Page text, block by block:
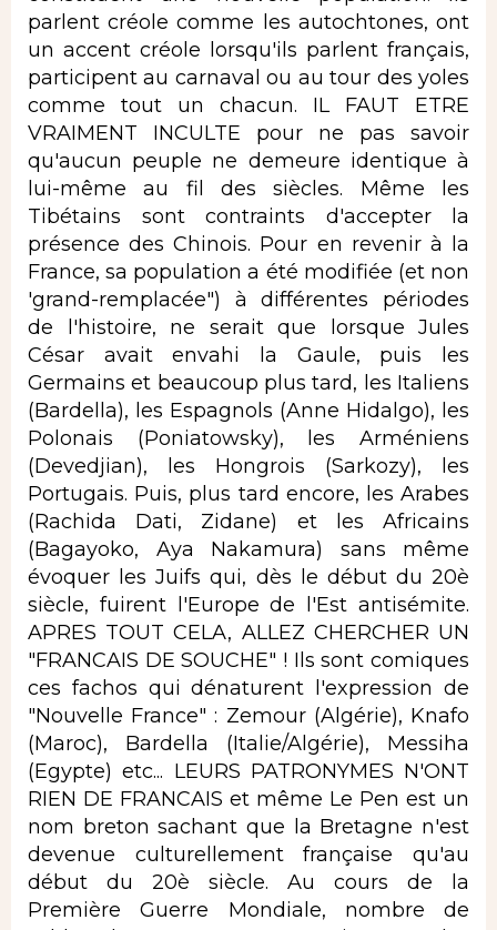
parlent créole comme les autochtones, ont
un accent créole lorsqu'ils parlent français,
participent au carnaval ou au tour des yoles
comme tout un chacun. IL FAUT ETRE
VRAIMENT INCULTE pour ne pas savoir
qu'aucun peuple ne demeure identique à
lui-même au fil des siècles. Même les
Tibétains sont contraints d'accepter la
présence des Chinois. Pour en revenir à la
France, sa population a été modifiée (et non
'grand-remplacée") à différentes périodes
de l'histoire, ne serait que lorsque Jules
César avait envahi la Gaule, puis les
Germains et beaucoup plus tard, les Italiens
(Bardella), les Espagnols (Anne Hidalgo), les
Polonais (Poniatowsky), les Arméniens
(Devedjian), les Hongrois (Sarkozy), les
Portugais. Puis, plus tard encore, les Arabes
(Rachida Dati, Zidane) et les Africains
(Bagayoko, Aya Nakamura) sans même
évoquer les Juifs qui, dès le début du 20è
siècle, fuirent l'Europe de l'Est antisémite.
APRES TOUT CELA, ALLEZ CHERCHER UN
"FRANCAIS DE SOUCHE" ! Ils sont comiques
ces fachos qui dénaturent l'expression de
"Nouvelle France" : Zemour (Algérie), Knafo
(Maroc), Bardella (Italie/Algérie), Messiha
(Egypte) etc... LEURS PATRONYMES N'ONT
RIEN DE FRANCAIS et même Le Pen est un
nom breton sachant que la Bretagne n'est
devenue culturellement française qu'au
début du 20è siècle. Au cours de la
Première Guerre Mondiale, nombre de